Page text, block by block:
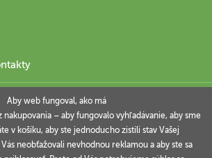
Aby web fungoval, ako má
nakupovania – aby fungovalo vyhľadávanie, aby sme
v košíku, aby ste jednoducho zistili stav Vašej
neobťažovali nevhodnou reklamou a aby ste sa